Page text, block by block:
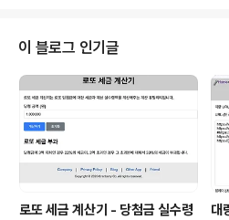
적으로 브랜드 홈페이지와 비슷한 분위기의 블
할 수 있습니다. https://
g/freeonlineutility/create-a-
ver-blog/ 홈페이지형 네이버 블로그 만들기홈
네이버 블로그 만들기에 대해 설명 합니다.ko..
이 블로그 인기글
로또 세금 계산기 - 당첨금 실수령
대